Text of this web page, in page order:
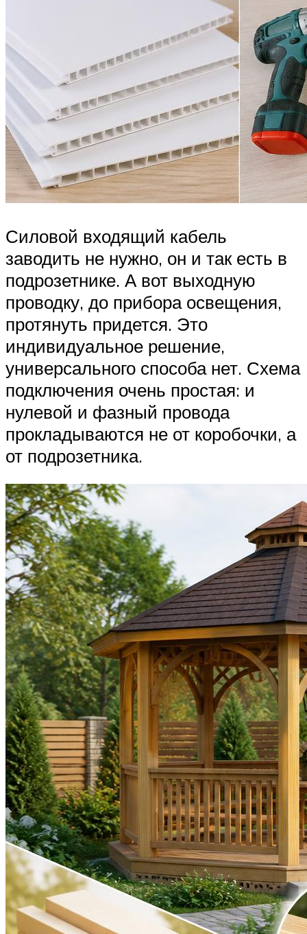
Силовой входящий кабель
заводить не нужно, он и так есть в
подрозетнике. А вот выходную
проводку, до прибора освещения,
протянуть придется. Это
индивидуальное решение,
универсального способа нет. Схема
подключения очень простая: и
нулевой и фазный провода
прокладываются не от коробочки, а
от подрозетника.